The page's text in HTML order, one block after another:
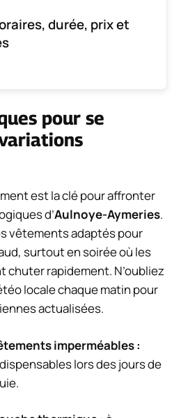
durée, prix et
pour se
est la clé pour affronter
d’Aulnoye-Aymeries.
vêtements adaptés pour
surtout en soirée où les
rapidement. N’oubliez
locale chaque matin pour
actualisées.
imperméables :
lors des jours de